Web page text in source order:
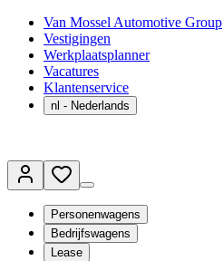
Van Mossel Automotive Group
Vestigingen
Werkplaatsplanner
Vacatures
Klantenservice
nl - Nederlands
Personenwagens
Bedrijfswagens
Lease